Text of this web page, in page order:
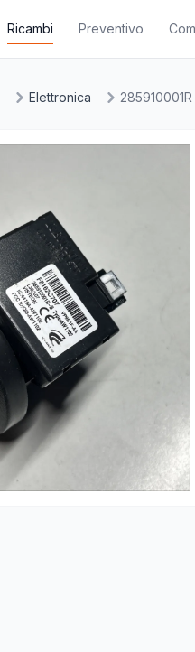
Ricambi Preventivo
Elettronica 285910001R